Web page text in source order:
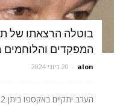
בוטלה הרצאתו של
המפקדים והלוחמים
alon
- 20 ביוני 2024